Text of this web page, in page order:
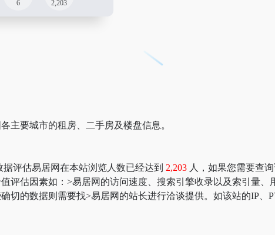
6 2,203
主要城市的租房、二手房及楼盘信息。
据评估易居网在本站浏览人数已经达到 2,203 人，如果您需要查
评估因素如：>易居网的访问速度、搜索引擎收录以及索引量
切的数据则需要找>易居网的站长进行洽谈提供。如该站的IP、